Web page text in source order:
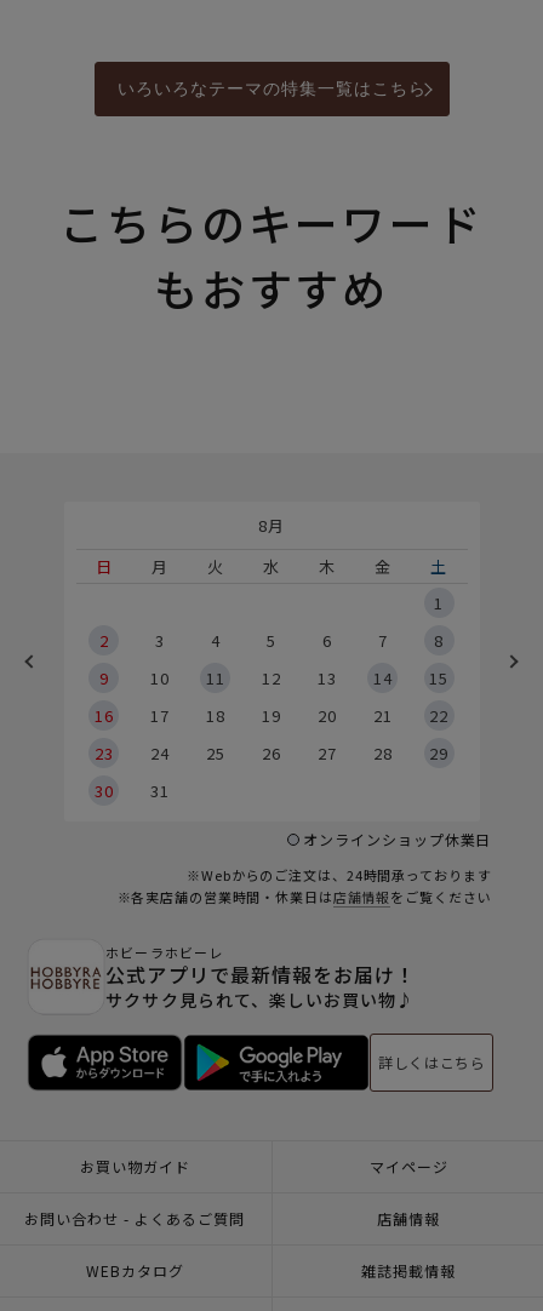
いろいろなテーマの特集一覧はこちら
こちらのキーワード
もおすすめ
8月
日
月 火 水 木 金
土
1
2
3 4 5 6 7
8
9
10 11 12 13 14
15
16
17 18 19 20 21
22
23
24 25 26 27 28
29
30
31
オンラインショップ休業日
※Webからのご注文は、24時間承っております
※各実店舗の営業時間・休業日は店舗情報をご覧ください
ホビーラホビーレ
公式アプリで最新情報をお届け！
サクサク見られて、楽しいお買い物♪
詳しくはこちら
お買い物ガイド マイページ
お問い合わせ - よくあるご質問 店舗情報
WEBカタログ 雑誌掲載情報